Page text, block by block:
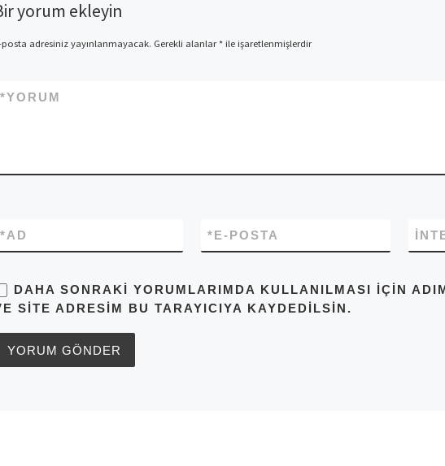
yorum ekleyin
posta adresiniz yayınlanmayacak. Gerekli alanlar*ile işaretlenmişlerdir
YORUM
*
AD
* E-POSTA
*
DAHA SONRAKI YORUMLARIMDA KULLANILMASI IÇIN
SITE ADRESIM BU TARAYICIYA KAYDEDILSIN.